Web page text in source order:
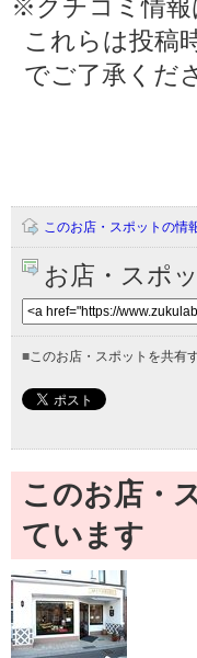
※クチコミ情報
これらは投稿
でご了承くだ
このお店・スポットの情
お店・スポ
■このお店・スポットを共有
このお店・
ています